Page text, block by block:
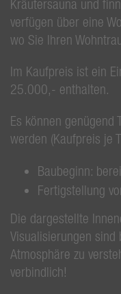
Kräutersauna und
verfügen über eine
wo Sie Ihren
Im Kaufpreis ist ein
25.000,- enthalten.
Es können genügend
werden (Kaufpreis je
Baubeginn:
Fertigstellung
Die dargestellte
Visualisierungen
Atmosphäre zu
verbindlich!